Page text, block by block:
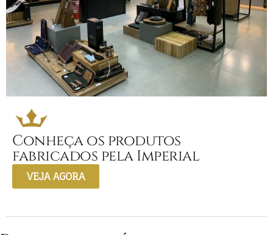
Conheça os produtos
fabricados pela Imperial
VEJA AGORA